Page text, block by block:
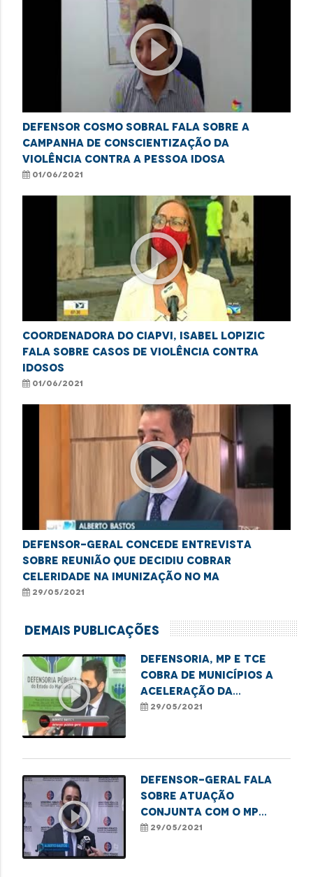
play_circle_outline
Defensor Cosmo Sobral fala sobre a
Campanha de Conscientização da
Violência contra a Pessoa Idosa
01/06/2021
play_circle_outline
Coordenadora do CIAPVI, Isabel Lopizic
fala sobre casos de violência contra
idosos
01/06/2021
play_circle_outline
Defensor-geral concede entrevista
sobre reunião que decidiu cobrar
celeridade na imunização no MA
29/05/2021
Demais Publicações
play_circle_outline
Defensoria, MP e TCE
cobra de municípios a
aceleração da
imunização no Estado
29/05/2021
play_circle_outline
Defensor-geral fala
sobre atuação
conjunta com o MP
para acelerar
29/05/2021